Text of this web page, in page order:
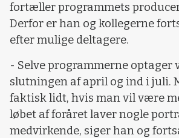
fortæller programmets
Derfor er han og kollegerne
efter mulige deltagere.
- Selve programmerne optager
slutningen af april og ind i juli.
faktisk lidt, hvis man vil være
løbet af foråret laver nogle
medvirkende, siger han og